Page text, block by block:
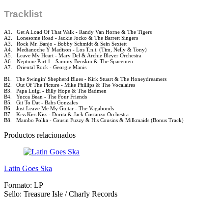
Tracklist
A1. Get A Load Of That Walk - Randy Van Horne & The Tigers
A2. Lonesome Road - Jackie Jocko & The Barrett Singers
A3. Rock Mr. Banjo - Bobby Schmidt & Sein Sextett
A4. Medianoche Y Madison - Los T.n.t. (Tim, Nelly & Tony)
A5. Leave My Heart - Mary Del & Archie Bleyer Orchestra
A6. Neptune Part 1 - Sammy Benskin & The Spacemen
A7. Oriental Rock - Georgie Manis
B1. The Swingin' Shepherd Blues - Kirk Stuart & The Honeydreamers
B2. Out Of The Picture - Mike Phillips & The Vocalaires
B3. Papa Luigi - Billy Hope & The Badmen
B4. Yucca Bean - The Four Friends
B5. Git To Dat - Babs Gonzales
B6. Just Leave Me My Guitar - The Vagabonds
B7. Kiss Kiss Kiss - Dorita & Jack Costanzo Orchestra
B8. Mambo Polka - Cousin Fuzzy & His Cousins & Milkmaids (Bonus Track)
Productos relacionados
Latin Goes Ska
Formato: LP
Sello: Treasure Isle / Charly Records